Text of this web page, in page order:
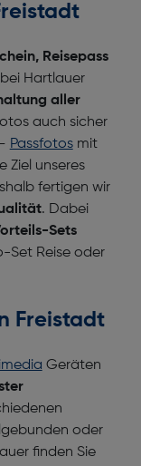
Reisepass
Hartlauer
aller
auch sicher
Passfotosmit
Ziel unseres
fertigen wir
. Dabei
Sets
Set Reise oder
Freistadt
Geräten
oder
finden Sie